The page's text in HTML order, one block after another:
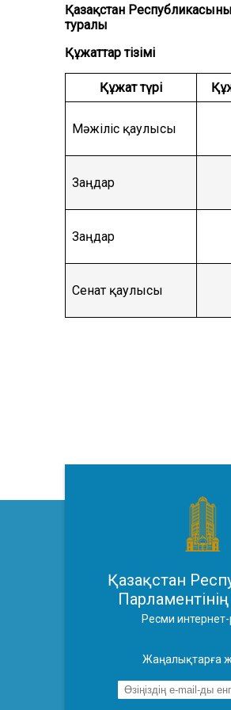
Қазақстан
туралы
Құжаттар тізімі
Құжат түрі
Мәжіліс қаулысы
Заңдар
Заңдар
Сенат қаулысы
Қазақстан
Ресми
Жаңалықтарға